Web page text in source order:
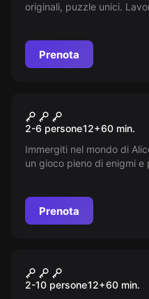
originali, puzzle unici.
Prenota
I Dilemmi di
2-6 persone12+60 min.
Immergiti nel mondo di
un gioco pieno di enigmi e
magica, un tunnel di edera
portare a termine la tua
Prenota
50 Sfumature
2-10 persone12+60 min.